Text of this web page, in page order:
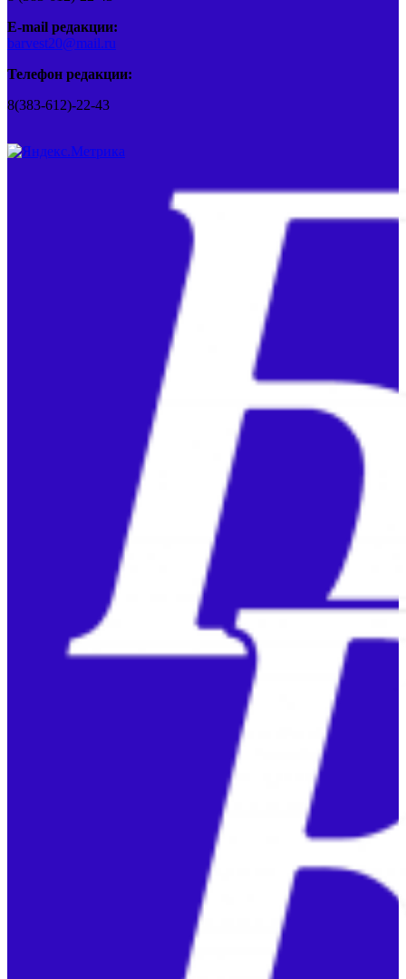
E-mail редакции:
barvest20@mail.ru
Телефон редакции:
8(383-612)-22-43